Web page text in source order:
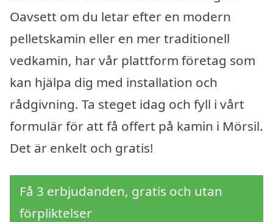
Oavsett om du letar efter en modern
pelletskamin eller en mer traditionell
vedkamin, har vår plattform företag som
kan hjälpa dig med installation och
rådgivning. Ta steget idag och fyll i vårt
formulär för att få offert på kamin i Mörsil.
Det är enkelt och gratis!
Få 3 erbjudanden, gratis och utan
förpliktelser